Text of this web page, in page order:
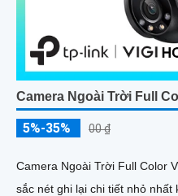
Camera Ngoài Trời Full
5%-35% 00 ₫
Camera Ngoài Trời Full Color
sắc nét ghi lại chi tiết nhỏ